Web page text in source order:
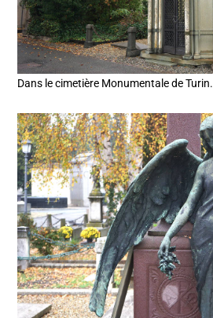
Dans le cimetière Monumentale de Turin.